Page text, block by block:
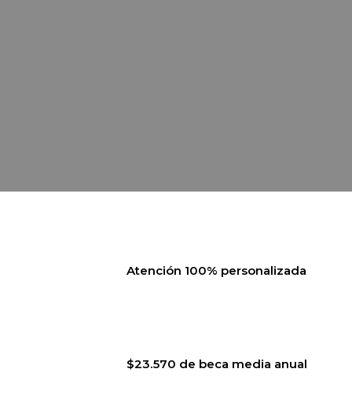
Atención 100% personalizada
$23.570 de beca media anual